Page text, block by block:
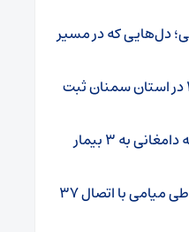
دل‌هایی که در مسیر
۸۰۱ نفر برای حج تمتع ۱۴۰۵ در استان سمنان ثبت
اهدای اعضای کودک ۶ ساله دامغانی به ۳ بیمار
توسعه زیرساخت‌های ارتباطی میامی با اتصال ۳۷